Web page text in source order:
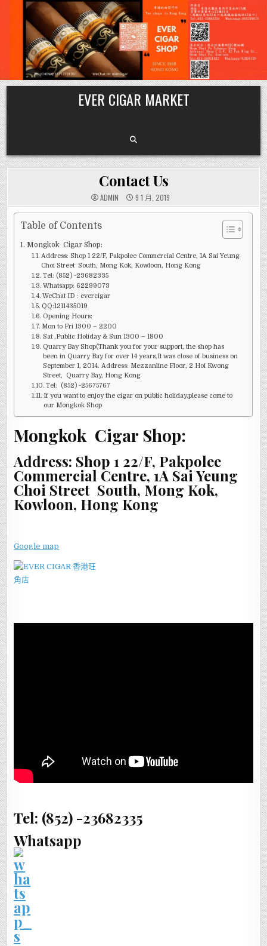
Skip
to
content
EVER CIGAR MARKET
Contact Us
ADMIN 9 1 月, 2019
Table of Contents
Mongkok Cigar Shop:
Address: Shop 1 22/F, Pakpolee Commercial Centre, 1A Sai Yeung
Choi Street South, Mong Kok, Kowloon, Hong Kong
Tel: (852) -23682335
Whatsapp: 62299073
WeChat ID : evercigar
QQ:1211435019
Opening Hours:
Mon to Fri 1300 – 2200
Sat ,Public Holiday & Sun 1300 – 1800
Quarry Bay Shop(Thank you for your support, the shop has
been in Quarry Bay for over 14 years,It was close of business on
September 1, 2014. Address: Mezzanline Floor, 2 Hoi Kwong
Street, Quarry Bay, Hong Kong
Tel: (852) -25675767
If you want to enjoy the cigar on public holiday,please come to
our Mongkok Shop
Mongkok Cigar Shop:
Address: Shop 1 22/F, Pakpolee
Commercial Centre, 1A Sai Yeung
Choi Street South, Mong Kok,
Kowloon, Hong Kong
Google map
Tel: (852) -23682335
Whatsapp